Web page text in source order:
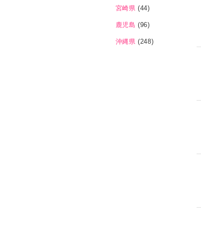
宮崎県 (44)
鹿児島 (96)
沖縄県 (248)